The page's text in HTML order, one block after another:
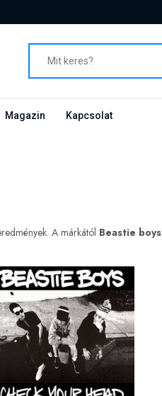
Magazin Kapcsolat
A márkától Beastie boys